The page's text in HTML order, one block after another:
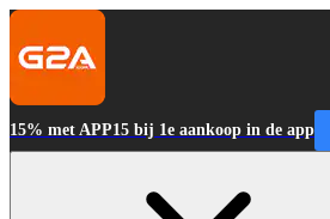
15% met APP15 bij 1e aankoop in de app